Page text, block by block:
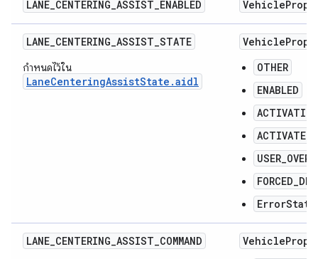
LANE_CENTERING_ASSIST_ENABLED Vehicle
LANE_CENTERING_ASSIST_STATE
กำหนดไว้ใน
LaneCenteringAssistState.aidl
OTHER
ENABLED
ACTIVATED
ErrorState
LANE_CENTERING_ASSIST_COMMAND